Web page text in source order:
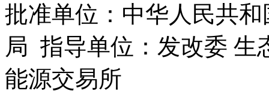
批准单位：中华人民共
局 指导单位：发改委 生
能源交易所